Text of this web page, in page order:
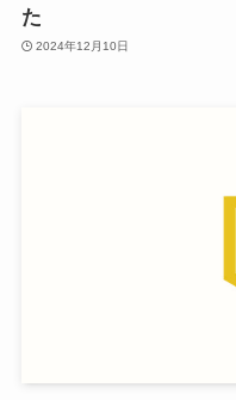
た
2024年12月10日